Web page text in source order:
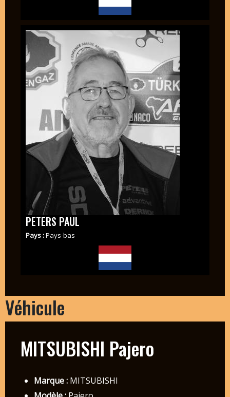
PETERS PAUL
Pays :Pays-bas
Véhicule
MITSUBISHI Pajero
Marque :MITSUBISHI